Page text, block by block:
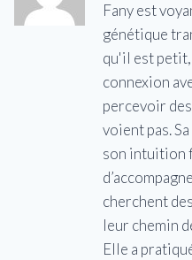
Fany est
génétique
qu'il est
connexion
percevoir
voient pas.
son intuition
cherchent
leur chemin
Elle a